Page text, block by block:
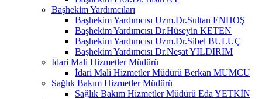
Başhekim Yardımcıları
Başhekim Yardımcısı Uzm.Dr.Sultan ENHOŞ
Başhekim Yardımcısı Dr.Hüseyin KETEN
Başhekim Yardımcısı Uzm.Dr.Sibel BULUÇ
Başhekim Yardımcısı Dr.Neşat YILDIRIM
İdari Mali Hizmetler Müdürü
İdari Mali Hizmetler Müdürü Berkan MUMCU
Sağlık Bakım Hizmetler Müdürü
Sağlık Bakım Hizmetler Müdürü Eda YETKİN